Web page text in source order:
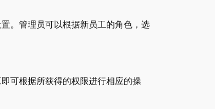
。管理员可以根据新员工的角色，选
可根据所获得的权限进行相应的操